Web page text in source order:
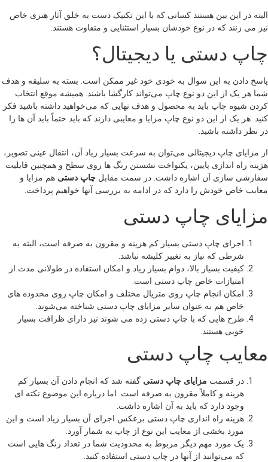
البته در این بین هستند کسانی که با این تکنیک دست به خلق آثار هنری خاص
نیز می زنند که در نوع خودشان بسیار استثنایی و متفاوت هستند.
چاپ دستی یا دیجیتال؟
پاسخ دادن به این سوال به خودی خود غیر ممکن است. بسته به سلیقه و هدف
شما هر یک از این دو نوع چاپ می‌تواند کارگشا باشند. همیشه موقع انتخاب
کردن شیوه چاپ باید به محصول و هدف نهایی که می‌خواهید داشته باشید فکر
کنید. هر یک از این دو نوع چاپ مزایا و معایبی دارند که باید حتماً باید آن ها را
در نظر داشته باشید.
از مزایای چاپ دیجیتالی می‌توان به سرعت بسیار زیاد آن، انتقال عینی تصویر،
هزینه راه اندازی پایین، یکنواخت نشستن رنگ ها روی سطح و همچنین قابلیت
سفارشی سازی آن اشاره داشت. در سمت مقابل چاپ دستی هم مزایا و
معایب خاص خودش را دارد که در ادامه به بررسی آنها خواهیم پرداخت.
مزایای چاپ دستی
اجرای چاپ دستی بسیار کم هزینه و مقرون به صرفه است، البته به
شرطی که نیاز به تغییر کلیشه نباشد.
کیفیت بسیار بالا، دوام بسیار زیاد و امکان استفاده در طولانی مدت از
امتیازات خاص چاپ دستی است.
امکان انجام چاپ روی متریال مختلف و امکان چاپ روی محدوده های
خاص هم به عنوان سایر مزایای چاپ دستی شناخته می‌شوند.
طرح هایی که با چاپ دستی زده می شوند نیز دارای ظرافت بسیار
خوبی هستند.
معایب چاپ دستی
در قسمت مزایای چاپ دستی گفته شد که انجام دادن آن بسیار کم
هزینه و کاملاً مقرون به صرفه است. اما درباره این موضوع نکته ای
وجود دارد که باید به آن اشاره داشت.
هزینه راه اندازی چاپ دستی برعکس اجرای آن بسیار زیاد است و این
مورد بخشی از معایب این نوع از چاپ به شمار آورد.
یک مورد مهم دیگر مربوط به محدودیت شما در تعداد رنگ هایی است
که می‌توانید از آنها در چاپ دستی استفاده کنید.